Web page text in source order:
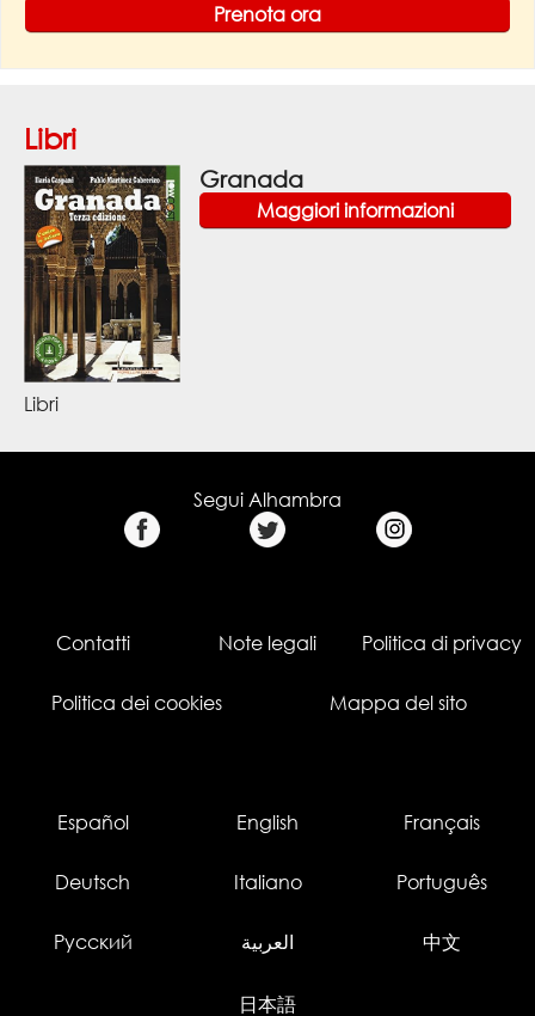
Prenota ora
Libri
Granada
Maggiori informazioni
Libri
Segui Alhambra
Contatti Note legali Politica di privacy
Politica dei cookies Mappa del sito
Español English Français
Deutsch Italiano Português
Русский العربية 中文
日本語